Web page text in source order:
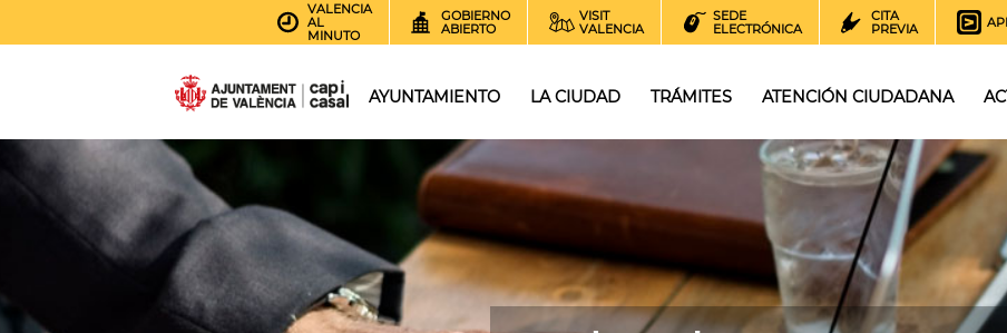
VALENCIA
AL
MINUTO
GOBIERNO
ABIERTO
VISIT
VALENCIA
SEDE
ELECTRÓNICA
CITA
PREVIA
AYUNTAMIENTO LA CIUDAD TRÁMITES ATENCIÓN CIUDADANA